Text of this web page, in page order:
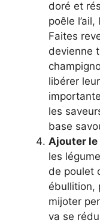
doré et
poêle
Faites
devienne
libérer
les
base
Ajouter le
les
de poulet
ébullition,
mijoter
va se